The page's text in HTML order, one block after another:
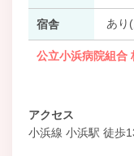
宿舎 あり
公立小浜病院組合
アクセス
小浜線 小浜駅 徒歩